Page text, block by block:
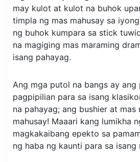
may kulot at kulot na buhok
timpla ng mas mahusay sa
ng buhok kumpara sa stick
na magiging mas maraming
isang pahayag.
Ang mga putol na bangs ay ang
pagpipilian para sa isang
na pahayag; ang bushier at mas
mahusay! Maaari kang lumikha
magkakaibang epekto sa
ng haba ng kaunti para sa isang